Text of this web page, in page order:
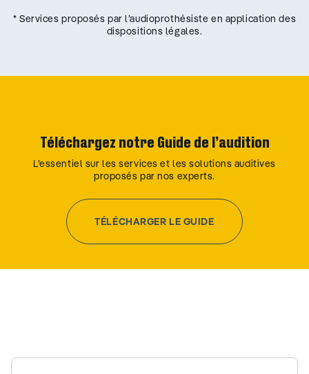
* Services proposés par l’audioprothésiste en application des
dispositions légales.
Téléchargez notre Guide de l’audition
L’essentiel sur les services et les solutions auditives
proposés par nos experts.
TÉLÉCHARGER LE GUIDE